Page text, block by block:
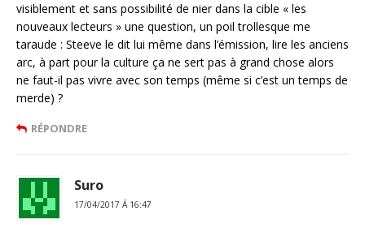
visiblement et sans possibilité de nier dans la cible « les
nouveaux lecteurs » une question, un poil trollesque me
taraude : Steeve le dit lui même dans l’émission, lire les anciens
arc, à part pour la culture ça ne sert pas à grand chose alors
ne faut-il pas vivre avec son temps (même si c’est un temps de
merde) ?
RÉPONDRE
Suro
17/04/2017 Á 16:47